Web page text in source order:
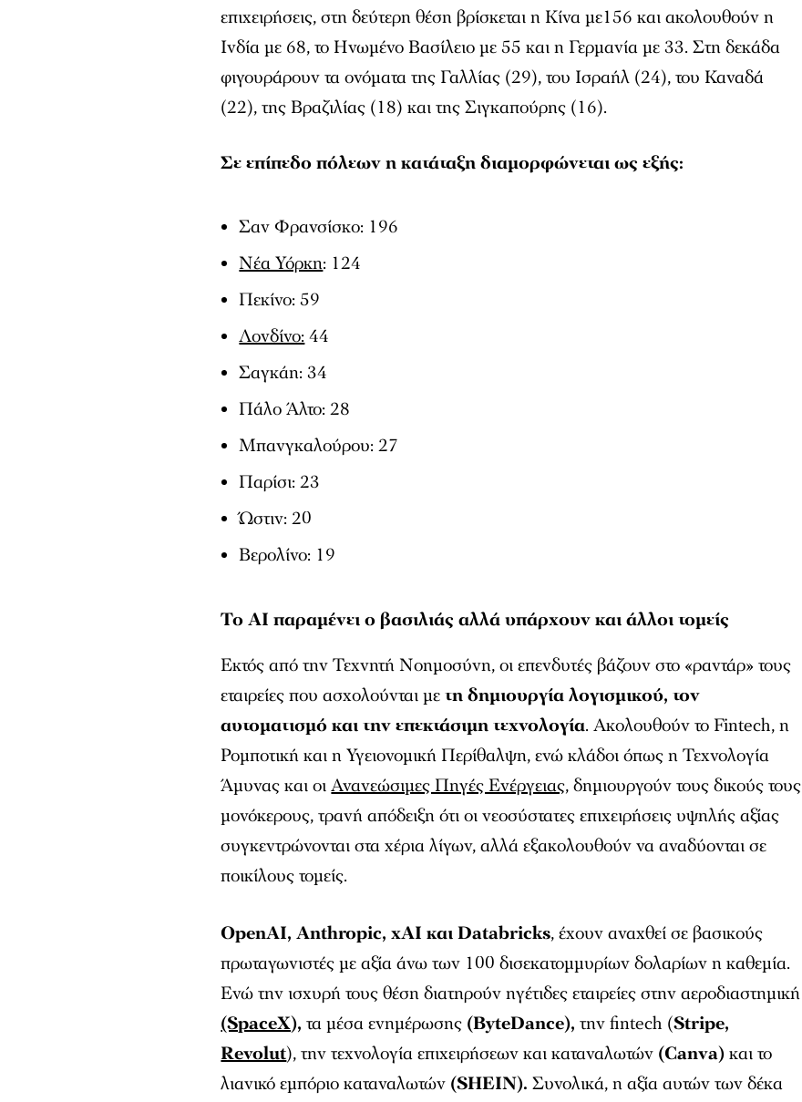
επιχειρήσεις, στη δεύτερη θέση βρίσκεται η Κίνα με156 και ακολουθούν η
Ινδία με 68, το Ηνωμένο Βασίλειο με 55 και η Γερμανία με 33. Στη δεκάδα
φιγουράρουν τα ονόματα της Γαλλίας (29), του Ισραήλ (24), του Καναδά
(22), της Βραζιλίας (18) και της Σιγκαπούρης (16).
Σε επίπεδο πόλεων η κατάταξη διαμορφώνεται ως εξής:
Σαν Φρανσίσκο: 196
Νέα Υόρκη: 124
Πεκίνο: 59
Λονδίνο:44
Σαγκάη: 34
Πάλο Άλτο: 28
Μπανγκαλούρου: 27
Παρίσι: 23
Ώστιν: 20
Βερολίνο: 19
To AI παραμένει ο βασιλιάς αλλά υπάρχουν και άλλοι τομείς
Εκτός από την Τεχνητή Νοημοσύνη, οι επενδυτές βάζουν στο «ραντάρ» τους
εταιρείες που ασχολούνται μετη δημιουργία λογισμικού, τον
αυτοματισμό και την επεκτάσιμη τεχνολογία. Ακολουθούν το Fintech, η
Ρομποτική και η Υγειονομική Περίθαλψη, ενώ κλάδοι όπως η Τεχνολογία
Άμυνας και οιΑνανεώσιμες Πηγές Ενέργειας, δημιουργούν τους δικούς τους
μονόκερους, τρανή απόδειξη ότι οι νεοσύστατες επιχειρήσεις υψηλής αξίας
συγκεντρώνονται στα χέρια λίγων, αλλά εξακολουθούν να αναδύονται σε
ποικίλους τομείς.
OpenAI, Anthropic, xAI και Databricks, έχουν αναχθεί σε βασικούς
πρωταγωνιστές με αξία άνω των 100 δισεκατομμυρίων δολαρίων η καθεμία.
Ενώ την ισχυρή τους θέση διατηρούν ηγέτιδες εταιρείες στην αεροδιαστημική
(SpaceX), τα μέσα ενημέρωσης (ByteDance), την fintech (Stripe,
Revolut), την τεχνολογία επιχειρήσεων και καταναλωτών (Canva)και το
λιανικό εμπόριο καταναλωτών (SHEIN). Συνολικά, η αξία αυτών των δέκα